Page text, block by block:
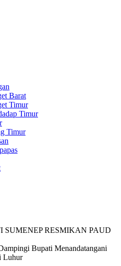
Barat
Timur
Timur
Timur
SUMENEP RESMIKAN PAUD